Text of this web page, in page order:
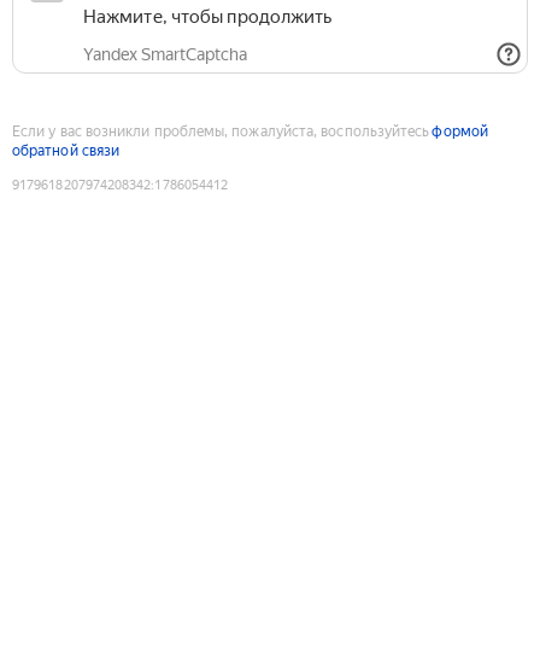
Нажмите, чтобы продолжить
Yandex SmartCaptcha
Если у вас возникли проблемы, пожалуйста, воспользуйтесьформой
обратной связи
9179618207974208342:1786054412